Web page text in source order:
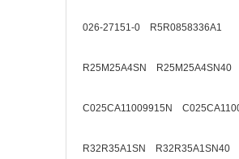
026-27151-0 R5R0858336A1
R25M25A4SN R25M25A4SN40
C025CA11009915N
R32R35A1SN R32R35A1SN40